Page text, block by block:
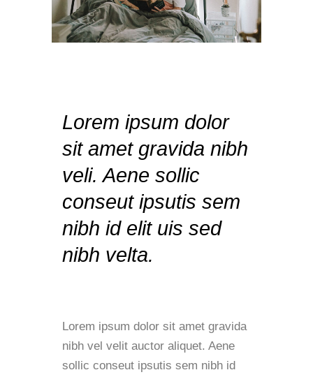
Lorem ipsum dolor
sit amet gravida nibh
veli. Aene sollic
conseut ipsutis sem
nibh id elit uis sed
nibh velta.
Lorem ipsum dolor sit amet gravida
nibh vel velit auctor aliquet. Aene
sollic conseut ipsutis sem nibh id